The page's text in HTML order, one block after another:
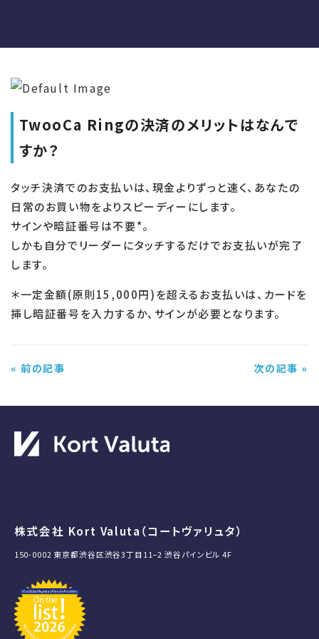
TwooCa Ringの決済のメリットはなんで
すか？
タッチ決済でのお支払いは、現金よりずっと速く、あなたの
日常のお買い物をよりスピーディーにします。
サインや暗証番号は不要*。
しかも自分でリーダーにタッチするだけでお支払いが完了
します。
＊一定金額(原則15,000円)を超えるお支払いは、カードを
挿し暗証番号を入力するか、サインが必要となります。
« 前の記事 次の記事 »
株式会社 Kort Valuta（コートヴァリュタ）
150-0002 東京都渋谷区渋谷3丁目11−2 渋谷パインビル 4F